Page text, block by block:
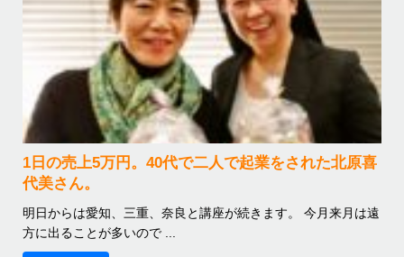
1日の売上5万円。40代で二人で起業をされた北原喜
代美さん。
明日からは愛知、三重、奈良と講座が続きます。 今月来月は遠
方に出ることが多いので ...